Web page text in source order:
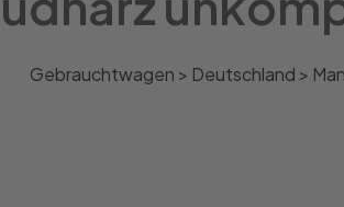
Gebrauchtwagen > Deutschland >